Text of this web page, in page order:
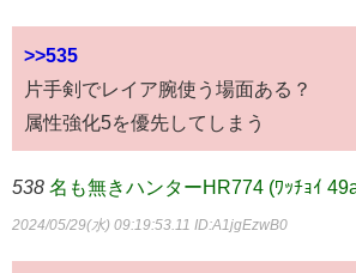
>>535
片手剣でレイア腕使う場面ある？
属性強化5を優先してしまう
538 名も無きハンターHR774 (ﾜｯﾁｮｲ
2024/05/29(水) 09:19:53.11 ID:A1jgEzwB0